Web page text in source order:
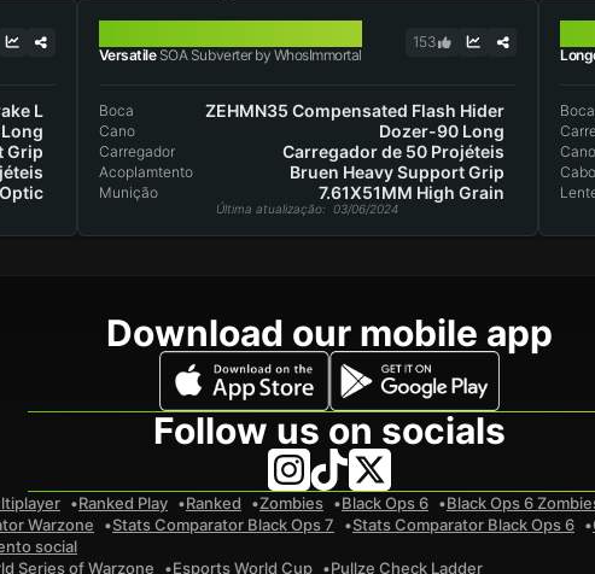
L
Grip
VersatileSOA Subverter by WhosImmortal
153
Boca ZEHMN35 Compensated Flash Hider
Cano Dozer-90 Long
Carregador Carregador de 50 Projéteis
Acoplamtento Bruen Heavy Support Grip
Munição 7.61X51MM High Grain
Última atualização: 03/06/2024
Boca
Cano
Cabo
Download our mobile app
Follow us on socials
Ranked Play Ranked Zombies Black Ops 6 Black Ops 6
Warzone Stats Comparator Black Ops 7 Stats Comparator Black Ops 6
social
Series of Warzone Esports World Cup Pullze Check Ladder